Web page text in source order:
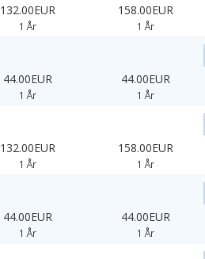
132.00EUR
1 År
158.00EUR
1 År
44.00EUR
1 År
44.00EUR
1 År
132.00EUR
1 År
158.00EUR
1 År
44.00EUR
1 År
44.00EUR
1 År